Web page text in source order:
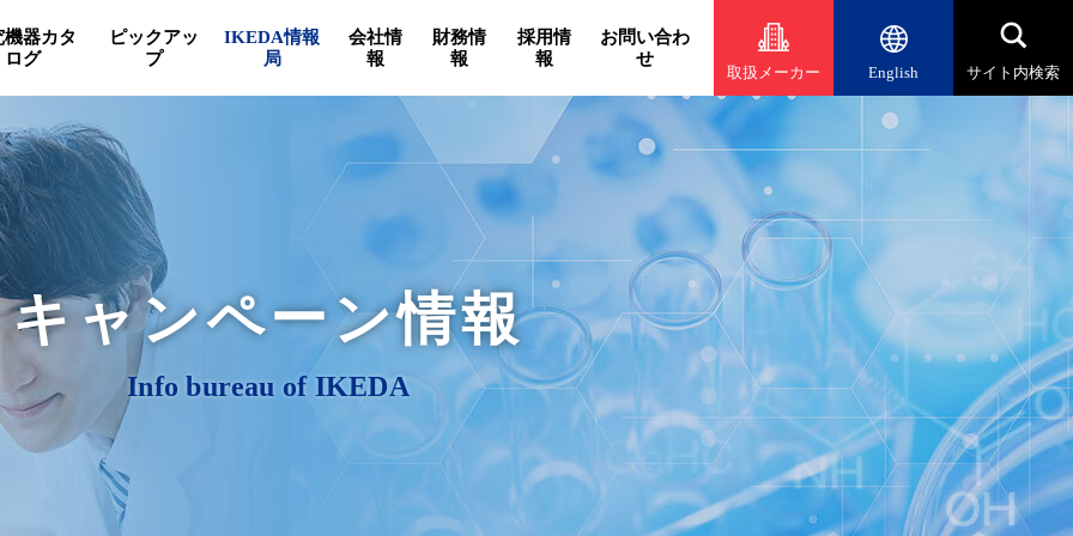
機器カタ
ログ
ピックアッ
プ
IKEDA情報
局
会社情
報
財務情
報
採用情
報
お問い合わ
せ
取扱メーカー English サイト内検索
キャンペーン情報